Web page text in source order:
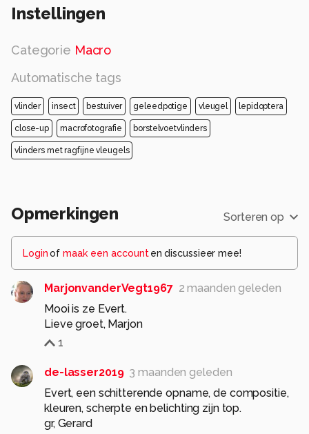
blij mee.
Groeten en prettig weekend, Evert.
Alle rechten voorbehouden
Instellingen
Categorie Macro
Automatische tags
vlinder insect bestuiver geleedpotige vleugel lepidoptera
close-up macrofotografie borstelvoetvlinders
vlinders met ragfijne vleugels
Opmerkingen Sorteren op
Loginof maak een account en discussieer mee!
MarjonvanderVegt1967 2 maanden geleden
Mooi is ze Evert.
Lieve groet, Marjon
1
de-lasser2019 3 maanden geleden
Evert, een schitterende opname, de compositie,
kleuren, scherpte en belichting zijn top.